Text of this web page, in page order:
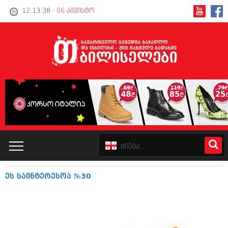
12:13:38 - 06 აგვისტო
კატალოგი
ეს საინტერესოა №30